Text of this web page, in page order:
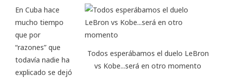
Todos esperábamos el duelo LeBron
vs Kobe...será en otro momento
En Cuba hace
mucho tiempo
que por
“razones” que
todavía nadie ha
explicado se dejó